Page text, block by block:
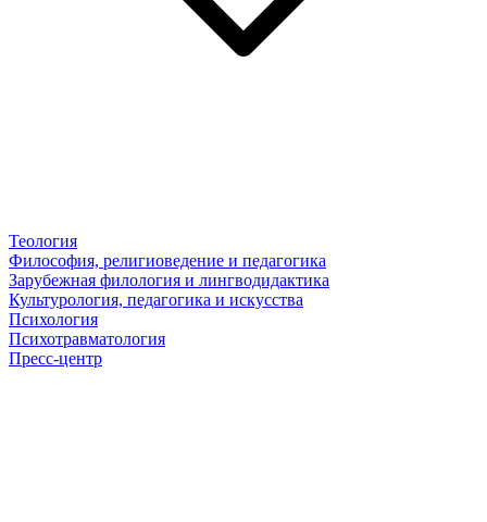
Теология
Философия, религиоведение и педагогика
Зарубежная филология и лингводидактика
Культурология, педагогика и искусства
Психология
Психотравматология
Пресс-центр